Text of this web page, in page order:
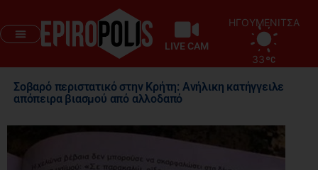
LIVE CAM
ΗΓΟΥΜΕΝΙΤΣΑ
33
Σοβαρό περιστατικό στην Κρήτη: Ανήλικη κατήγγειλε
απόπειρα βιασμού από αλλοδαπό